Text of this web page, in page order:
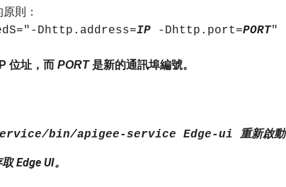
則：
Dhttp.address=IP -Dhttp.port=PORT"
位址，而 PORT是新的通訊埠編號。
bin/apigee-service Edge-ui 重新啟動
Edge UI。